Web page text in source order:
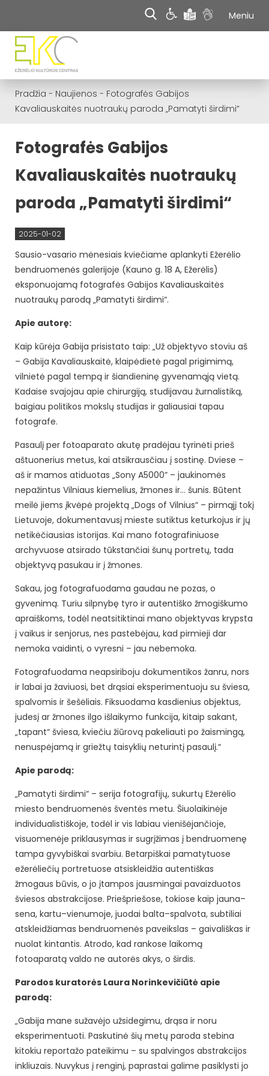
Meniu
Pradžia - Naujienos - Fotografės Gabijos
Kavaliauskaitės nuotraukų paroda „Pamatyti širdimi“
Fotografės Gabijos
Kavaliauskaitės nuotraukų
paroda „Pamatyti širdimi“
2025-01-02
Sausio-vasario mėnesiais kviečiame aplankyti Ežerėlio
bendruomenės galerijoje (Kauno g. 18 A, Ežerėlis)
eksponuojamą fotografės Gabijos Kavaliauskaitės
nuotraukų parodą „Pamatyti širdimi“.
Apie autorę:
Kaip kūrėja Gabija prisistato taip: „Už objektyvo stoviu aš
– Gabija Kavaliauskaitė, klaipėdietė pagal prigimimą,
vilnietė pagal tempą ir šiandieninę gyvenamąją vietą.
Kadaise svajojau apie chirurgiją, studijavau žurnalistiką,
baigiau politikos mokslų studijas ir galiausiai tapau
fotografe.
Pasaulį per fotoaparato akutę pradėjau tyrinėti prieš
aštuonerius metus, kai atsikrausčiau į sostinę. Dviese –
aš ir mamos atiduotas „Sony A5000” – jaukinomės
nepažintus Vilniaus kiemelius, žmones ir… šunis. Būtent
meilė jiems įkvėpė projektą „Dogs of Vilnius“ – pirmąjį tokį
Lietuvoje, dokumentavusį mieste sutiktus keturkojus ir jų
netikėčiausias istorijas. Kai mano fotografiniuose
archyvuose atsirado tūkstančiai šunų portretų, tada
objektyvą pasukau ir į žmones.
Sakau, jog fotografuodama gaudau ne pozas, o
gyvenimą. Turiu silpnybę tyro ir autentiško žmogiškumo
apraiškoms, todėl neatsitiktinai mano objektyvas krypsta
į vaikus ir senjorus, nes pastebėjau, kad pirmieji dar
nemoka vaidinti, o vyresni – jau nebemoka.
Fotografuodama neapsiriboju dokumentikos žanru, nors
ir labai ja žaviuosi, bet drąsiai eksperimentuoju su šviesa,
spalvomis ir šešėliais. Fiksuodama kasdienius objektus,
judesį ar žmones ilgo išlaikymo funkcija, kitaip sakant,
„tapant“ šviesa, kviečiu žiūrovą pakeliauti po žaismingą,
nenuspėjamą ir griežtų taisyklių neturintį pasaulį.“
Apie parodą:
„Pamatyti širdimi“ – serija fotografijų, sukurtų Ežerėlio
miesto bendruomenės šventės metu. Šiuolaikinėje
individualistiškoje, todėl ir vis labiau vienišėjančioje,
visuomenėje priklausymas ir sugrįžimas į bendruomenę
tampa gyvybiškai svarbiu. Betarpiškai pamatytuose
ežerėliečių portretuose atsiskleidžia autentiškas
žmogaus būvis, o jo įtampos jausmingai pavaizduotos
šviesos abstrakcijose. Priešpriešose, tokiose kaip jauna–
sena, kartu–vienumoje, juodai balta–spalvota, subtiliai
atskleidžiamas bendruomenės paveikslas – gaivališkas ir
nuolat kintantis. Atrodo, kad rankose laikomą
fotoaparatą valdo ne autorės akys, o širdis.
Parodos kuratorės Laura Norinkevičiūtė apie
parodą:
„Gabija mane sužavėjo užsidegimu, drąsa ir noru
eksperimentuoti. Paskutinė šių metų paroda stebina
kitokiu reportažo pateikimu – su spalvingos abstrakcijos
inkliuzais. Nuvykus į renginį, paprastai galime pasiklysti jo